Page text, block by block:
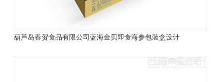
葫芦岛春贺食品有限公司蓝海金贝即食海参包装盒设计